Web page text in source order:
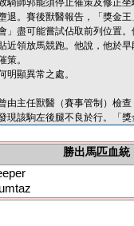
騎師郭能須停止催策及修正坐
退。賽後獸醫報告，「獎金
」盡可能嘗試佔取前列位置
近領放馬競跑。他說，他於
策。
顯異常之處。
由主任獸醫（賽事管制）檢
現該駒左後腿不良於行。「
勝出馬匹血統